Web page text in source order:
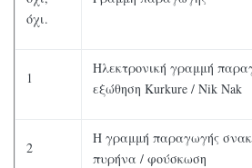
όχι.
1
Ηλεκτρονική γραμμή
εξώθηση Kurkure / Nik Nak
2
Η γραμμή παραγωγής
πυρήνα / φούσκωση